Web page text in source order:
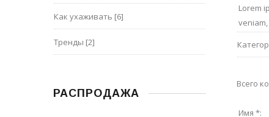
Lorem
Всего
Имя *:
Как ухаживать [6]
Тренды [2]
РАСПРОДАЖА